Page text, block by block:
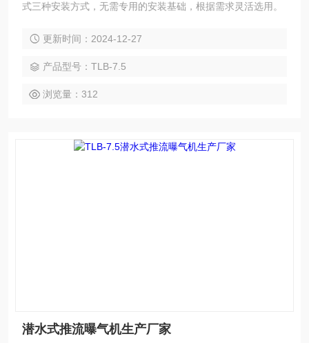
式三种安装方式，无需专用的安装基础，根据需求灵活选用。
更新时间：2024-12-27
产品型号：TLB-7.5
浏览量：312
潜水式推流曝气机生产厂家